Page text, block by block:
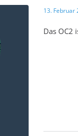
13. Februar
Das OC2